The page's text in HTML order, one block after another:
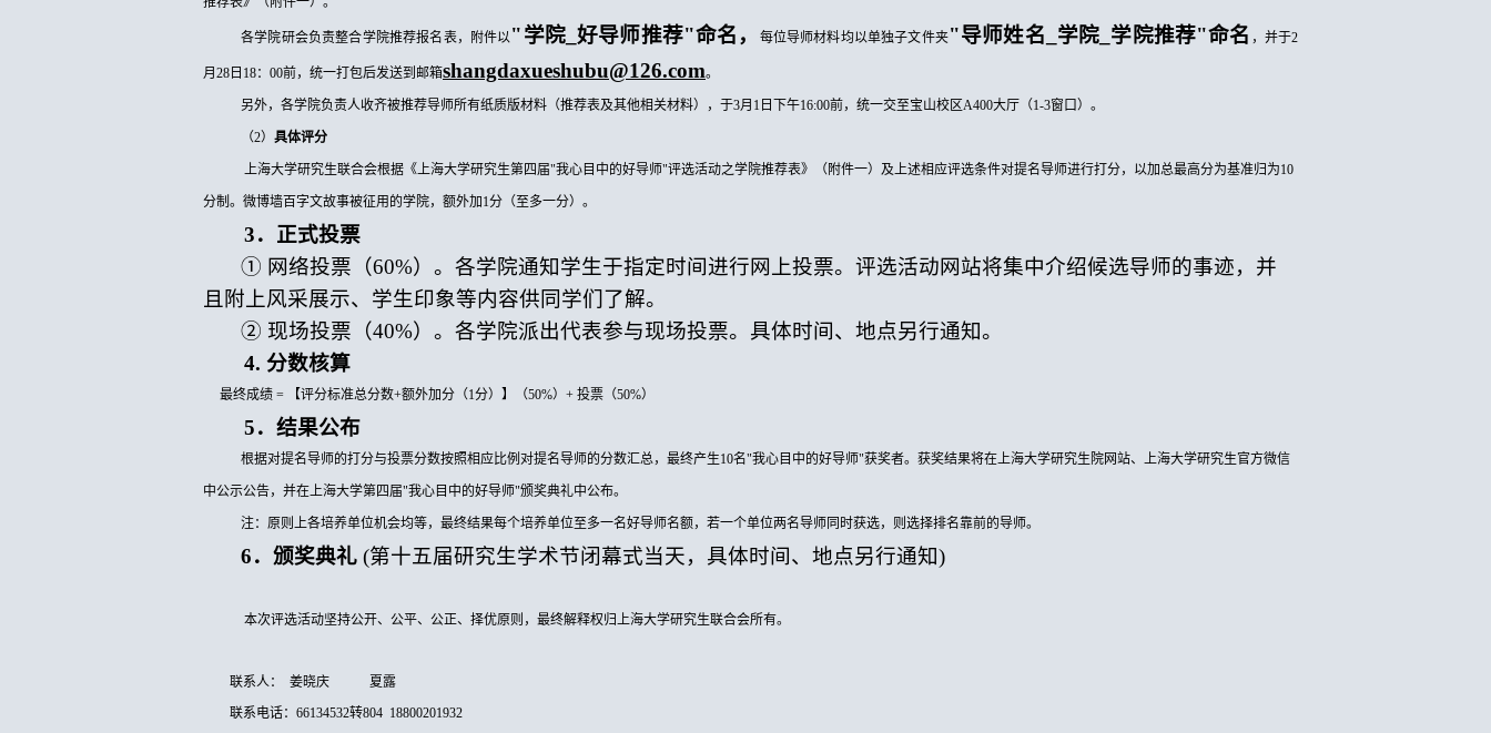
各学院研会负责整合学院推荐报名表，附件以"学院_好导师推荐"命名， 每位导师材料均以单独子文件夹"导师姓名_学院_学院推荐"命名 ，并于2
月28日18：00前， 统一打包后发送到邮箱shangdaxueshubu@126.com。
另外，各学院负责人收齐被推荐导师所有纸质版材料（推荐表及其他相关材料），于3月1日下午16:00前，统一交至宝山校区A400大厅（1-3窗口）。
（2）具体评分
上海大学研究生联合会根据《上海大学研究生第四届"我心目中的好导师"评选活动之学院推荐表》（附件一）及上述相应评选条件对提名导师进行打分，以加总最高分为基准归为10
分制。微博墙百字文故事被征用的学院，额外加1分（至多一分）。
3．正式投票
① 网络投票（60%）。各学院通知学生于指定时间进行网上投票。评选活动网站将集中介绍候选导师的事迹，并
且附上风采展示、学生印象等内容供同学们了解。
② 现场投票（40%）。各学院派出代表参与现场投票。具体时间、地点另行通知。
4. 分数核算
最终成绩 = 【评分标准总分数+额外加分（1分）】（50%）+ 投票（50%）
5．结果公布
根据对提名导师的打分与投票分数按照相应比例对提名导师的分数汇总，最终产生10名"我心目中的好导师"获奖者。获奖结果将在上海大学研究生院网站、上海大学研究生官方微信
中公示公告，并在上海大学第四届"我心目中的好导师"颁奖典礼中公布。
注：原则上各培养单位机会均等，最终结果每个培养单位至多一名好导师名额，若一个单位两名导师同时获选，则选择排名靠前的导师。
6．颁奖典礼 (第十五届研究生学术节闭幕式当天，具体时间、地点另行通知)
本次评选活动坚持公开、公平、公正、择优原则，最终解释权归上海大学研究生联合会所有。
联系人： 姜晓庆
夏露
联系电话： 66134532转804 18800201932